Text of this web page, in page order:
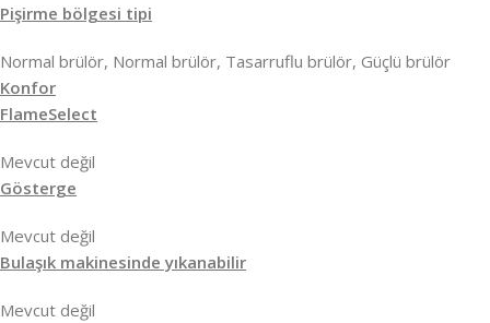
Pişirme bölgesi tipi
Normal brülör, Normal brülör, Tasarruflu brülör, Güçlü brülör
Konfor
FlameSelect
Mevcut değil
Gösterge
Mevcut değil
Bulaşık makinesinde yıkanabilir
Mevcut değil